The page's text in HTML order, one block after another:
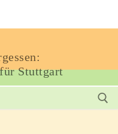
Stuttgart